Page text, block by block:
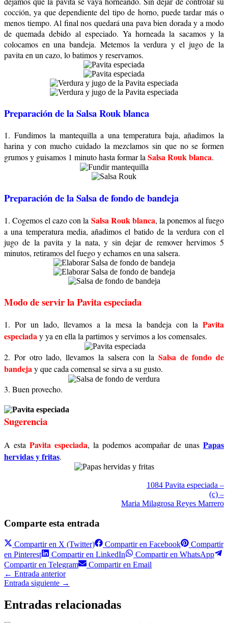
cocción, ya que dependiente del tipo de horno, puede tardar más o
menos tiempo. Al final nos quedará una pava bien dorada y a modo
de quemada debido al especiado. Ya horneada la sacamos y la
colocamos en una bandeja. Metemos la verdura y el jugo de la
pavita en un cazo, lo batimos y reservamos.
Preparación de la Salsa Rouk blanca
1. Fundimos la mantequilla a una temperatura baja, añadimos la
harina y con mucho cuidado la mezclamos sin que no se formen
grumos y guisamos 1 minuto hasta formar la Salsa Rouk blanca.
Preparación de la Salsa de fondo de bandeja
1. Cogemos el cazo con la Salsa Rouk blanca, la ponemos al fuego
a una temperatura media, añadimos el batido de la verdura con el
jugo de la pavita y la nata, y sin dejar de remover hervimos 5
minutos, retiramos del fuego y echamos en una salsera.
Modo de servir la Pavita especiada
1. Por un lado, llevamos a la mesa la bandeja con la Pavita
especiaday ya en ella la partimos y servimos a los comensales.
2. Por otro lado, llevamos la salsera con la Salsa de fondo de
bandejay que cada comensal se sirva a su gusto.
3. Buen provecho.
Sugerencia
A esta Pavita especiada, la podemos acompañar de unas Papas
hervidas y fritas.
1084 Pavita especiada –
(c) –
Maria Milagrosa Reyes Marrero
Comparte esta entrada
Compartir en X (Twitter) Compartir en Facebook
Compartir
en Pinterest Compartir en LinkedIn Compartir en WhatsApp
Compartir en Telegram Compartir en Email
← Entrada anterior
Entrada siguiente →
Entradas relacionadas